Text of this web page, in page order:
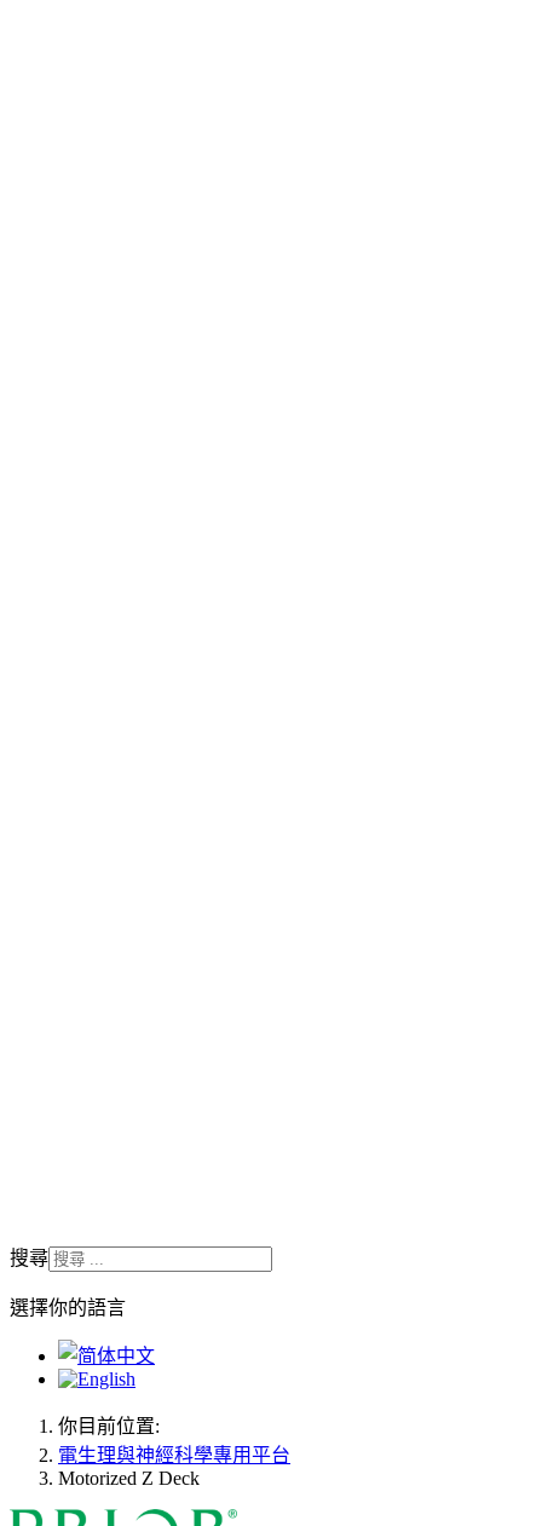
搜尋
選擇你的語言
你目前位置:
電生理與神經科學專用平台
Motorized Z Deck